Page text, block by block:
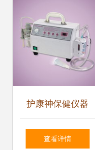
护康神保健仪器
FJ007C臭氧消炎
查看详情